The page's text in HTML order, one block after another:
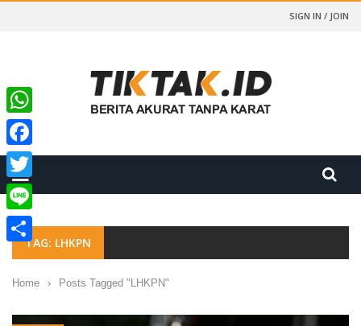
SIGN IN / JOIN
TAG: LHKPN
Home › Posts Tagged "LHKPN"
WhatsApp
Facebook
Twitter
Line